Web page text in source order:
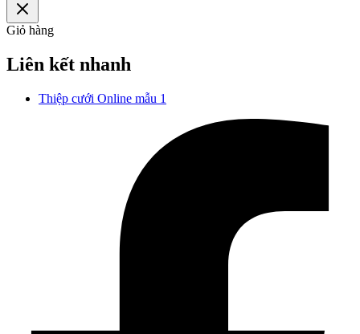
Giỏ hàng
Liên kết nhanh
Thiệp cưới Online mẫu 1